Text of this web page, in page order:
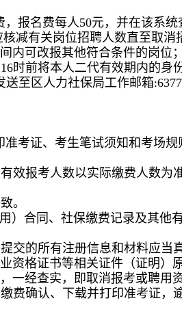
报名费每人50元，并在该系
减有关岗位招聘人数直至取
可改报其他符合条件的岗位
时前将本人二代有效期内的
区人力社保局工作邮箱
考证、考生笔试须知和考场规
效报考人数以实际缴费人数
。
）合同、社保缴费记录及其
交的所有注册信息和材料应当
资格证书等相关证件（证明）
一经查实，即取消报考或聘用资
费确认、下载并打印准考证，